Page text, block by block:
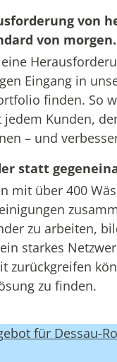
von
von morgen.
Eingang in
finden. So
jedem Kunden,
– und
statt
mit über 400
zu arbeiten,
starkes
zurückgreifen
zu finden.
für Dessau-